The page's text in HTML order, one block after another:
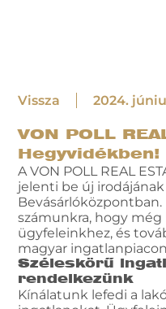
Vissza 2024.
VON POLL
Hegyvidékben!
A VON POLL REAL
jelenti be új
számunkra, hogy
ügyfeleinkhez, és
magyar
Széleskörű
rendelkezünk
Kínálatunk lefedi a